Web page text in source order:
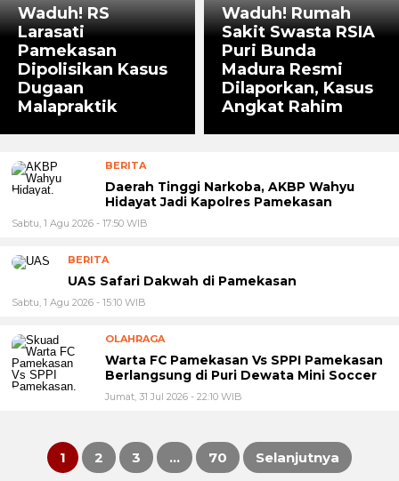
Waduh! RS
Larasati
Pamekasan
Dipolisikan Kasus
Dugaan
Malapraktik
Waduh! Rumah
Sakit Swasta RSIA
Puri Bunda
Madura Resmi
Dilaporkan, Kasus
Angkat Rahim
BERITA
Daerah Tinggi Narkoba, AKBP Wahyu
Hidayat Jadi Kapolres Pamekasan
Sabtu, 1 Agu 2026 - 17:50 WIB
BERITA
UAS Safari Dakwah di Pamekasan
Sabtu, 1 Agu 2026 - 15:10 WIB
OLAHRAGA
Warta FC Pamekasan Vs SPPI Pamekasan
Berlangsung di Puri Dewata Mini Soccer
Jumat, 31 Jul 2026 - 22:10 WIB
Paginasi
1 2 3 … 70 Selanjutnya